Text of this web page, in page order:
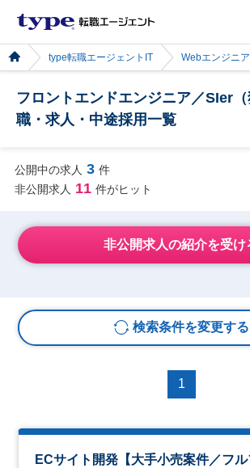
type転職エージェントIT Webエンジニ
フロントエンドエンジニア／SIer
職・求人・中途採用一覧
公開中の求人 3 件
非公開求人 11 件がヒット
非公開求人の紹介を受け
検索条件を変更する
1
ECサイト開発【大手小売案件／フ